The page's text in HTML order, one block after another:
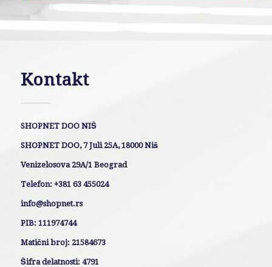
Kontakt
SHOPNET DOO NIŠ
SHOPNET DOO, 7 Juli 25A, 18000 Niš
Venizelosova 29A/1 Beograd
Telefon: +381 63 455024
info@shopnet.rs
PIB: 111974744
Matični broj: 21584673
Šifra delatnosti: 4791